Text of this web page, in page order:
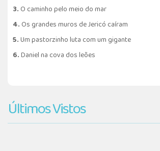
3. O caminho pelo meio do mar
4. Os grandes muros de Jericó caíram
5.Um pastorzinho luta com um gigante
6.Daniel na cova dos leões
Últimos Vistos